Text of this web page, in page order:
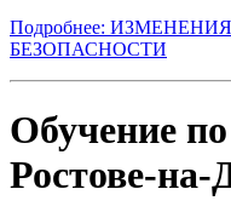
Подробнее:
БЕЗОПАСНОСТИ
Обучение
Ростове-на-